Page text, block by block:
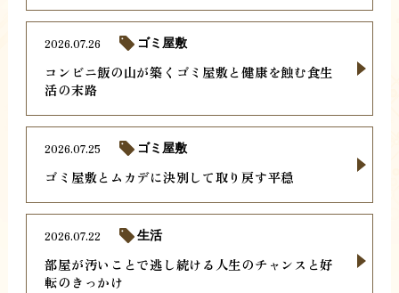
コンビニ飯の山が築くゴミ屋敷と健康を蝕む食生
活の末路
2026.07.26 ゴミ屋敷
ゴミ屋敷とムカデに決別して取り戻す平穏
2026.07.25 ゴミ屋敷
部屋が汚いことで逃し続ける人生のチャンスと好
転のきっかけ
2026.07.22 生活